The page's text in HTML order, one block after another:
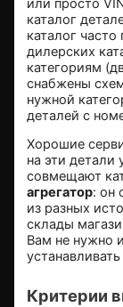
или просто
каталог
каталог
дилерских
категориям
снабжены
нужной
деталей с
Хорошие
на эти детали
совмещают
агрегатор: он
из разных
склады
Вам не нужно
Критерии